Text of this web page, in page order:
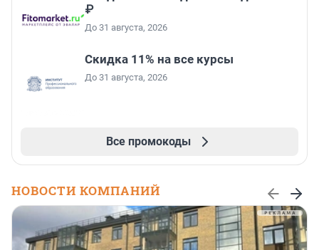
₽
До 31 августа, 2026
Скидка 11% на все курсы
До 31 августа, 2026
Все промокоды
НОВОСТИ КОМПАНИЙ